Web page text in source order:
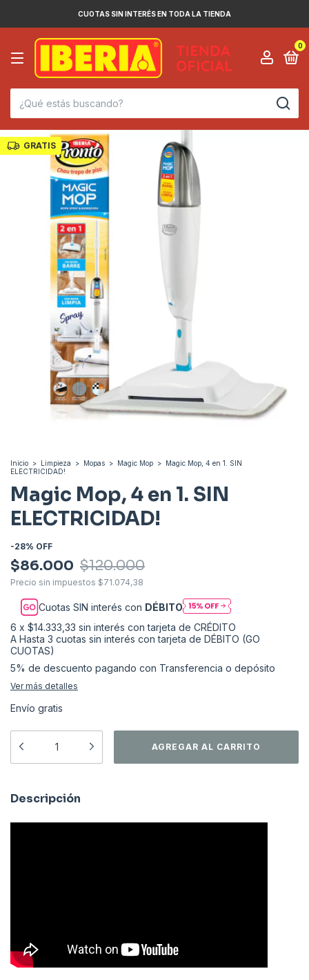
CUOTAS SIN INTERÉS EN TODA LA TIENDA
0
GRATIS
Inicio > Limpieza > Mopas > Magic Mop > Magic Mop, 4 en 1. SIN
ELECTRICIDAD!
Magic Mop, 4 en 1. SIN
ELECTRICIDAD!
-28% OFF
$86.000 $120.000
Precio sin impuestos $71.074,38
Cuotas SIN interés con DÉBITO
6 x $14.333,33 sin interés
5% de descuento pagando con Transferencia o depósito
Ver más detalles
Envío gratis
Descripción